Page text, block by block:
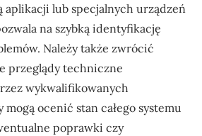
aplikacji lub specjalnych urządzeń
na szybką identyfikację
Należy także zwrócić
przeglądy techniczne
wykwalifikowanych
ocenić stan całego systemu
poprawki czy